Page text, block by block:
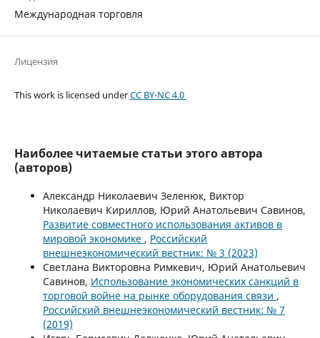
Международная торговля
Лицензия
This work is licensed underCC BY-NC 4.0
Наиболее читаемые статьи этого автора
(авторов)
Александр Николаевич Зеленюк, Виктор
Николаевич Кириллов, Юрий Анатольевич Савинов,
Развитие совместного использования активов в
мировой экономике , Российский
внешнеэкономический вестник: № 3 (2023)
Светлана Викторовна Римкевич, Юрий Анатольевич
Савинов, Использование экономических санкций в
торговой войне на рынке оборудования связи ,
Российский внешнеэкономический вестник: № 7
(2019)